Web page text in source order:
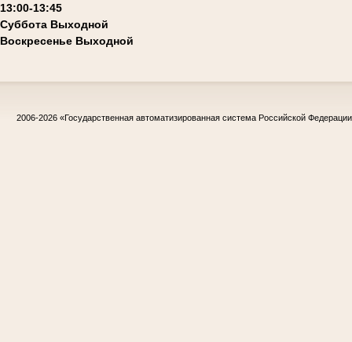
13:00-13:45
Суббота Выходной
Воскресенье Выходной
2006-2026 «Государственная автоматизированная система Российской